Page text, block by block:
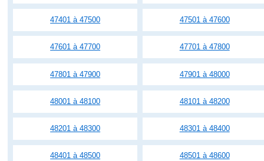
47401 à 47500 47501 à 47600
47601 à 47700 47701 à 47800
47801 à 47900 47901 à 48000
48001 à 48100 48101 à 48200
48201 à 48300 48301 à 48400
48401 à 48500 48501 à 48600